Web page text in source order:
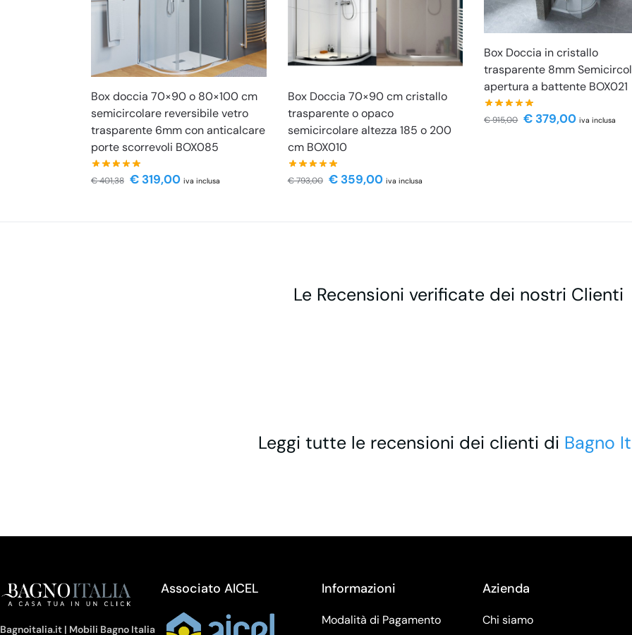
Box doccia 70×90 o 80×100 cm
semicircolare reversibile vetro
trasparente 6mm con anticalcare
porte scorrevoli BOX085
€401,38 €319,00 iva inclusa
Box Doccia 70×90 cm cristallo
trasparente o opaco
semicircolare altezza 185 o 200
cm BOX010
€793,00 €359,00 iva inclusa
Box Doccia in cristallo
trasparente 8mm
apertura a battente BOX021
€915,00 € 379,00 iva inclusa
Le Recensioni verificate dei nostri Clienti
Leggi tutte le recensioni dei clienti di Bagno
Bagnoitalia.it | Mobili Bagno Italia
Associato AICEL Informazioni
Modalità di Pagamento
Azienda
Chi siamo